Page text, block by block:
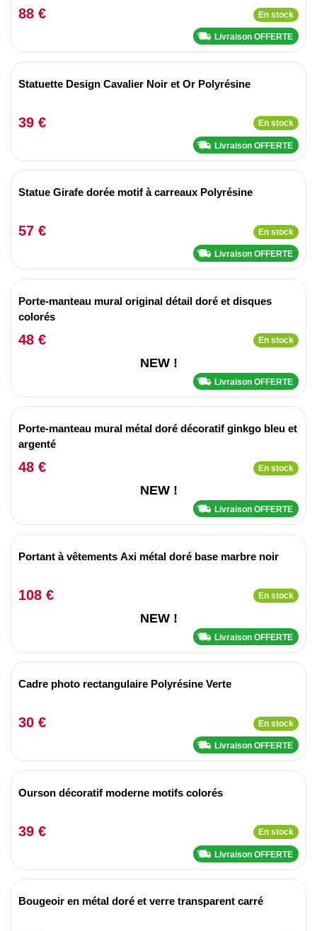
88 € En stock
Livraison OFFERTE
Statuette Design Cavalier Noir et Or Polyrésine
39 € En stock
Livraison OFFERTE
Statue Girafe dorée motif à carreaux Polyrésine
57 € En stock
Livraison OFFERTE
Porte-manteau mural original détail doré et disques
colorés
48 € En stock
NEW !
Livraison OFFERTE
Porte-manteau mural métal doré décoratif ginkgo bleu et
argenté
48 € En stock
NEW !
Livraison OFFERTE
Portant à vêtements Axi métal doré base marbre noir
108 € En stock
NEW !
Livraison OFFERTE
Cadre photo rectangulaire Polyrésine Verte
30 € En stock
Livraison OFFERTE
Ourson décoratif moderne motifs colorés
39 € En stock
Livraison OFFERTE
Bougeoir en métal doré et verre transparent carré